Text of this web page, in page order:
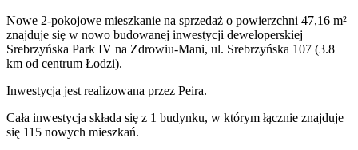
Nowe 2-pokojowe mieszkanie na sprzedaż o powierzchni 47,16 m²
znajduje się w nowo budowanej inwestycji deweloperskiej
Srebrzyńska Park IV na Zdrowiu-Mani, ul. Srebrzyńska 107 (3.8
km od centrum Łodzi).
Inwestycja jest realizowana przez Peira.
Cała inwestycja składa się z 1 budynku, w którym łącznie znajduje
się 115 nowych mieszkań.